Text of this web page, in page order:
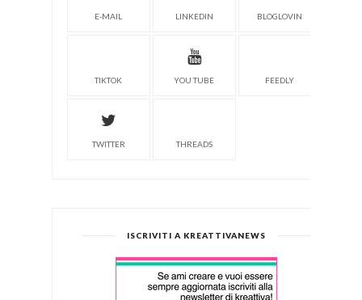
E-MAIL LINKEDIN BLOGLOVIN
TIKTOK YOU TUBE FEEDLY
TWITTER THREADS
ISCRIVITI A KREATTIVANEWS